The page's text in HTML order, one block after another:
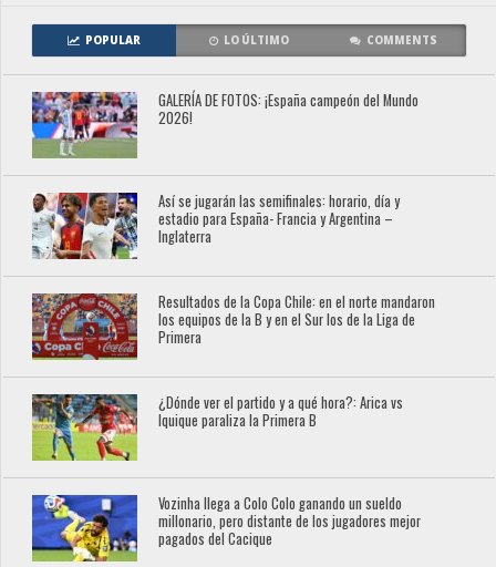
POPULAR LO ÚLTIMO COMMENTS
GALERÍA DE FOTOS: ¡España campeón del Mundo
2026!
Así se jugarán las semifinales: horario, día y
estadio para España- Francia y Argentina –
Inglaterra
Resultados de la Copa Chile: en el norte mandaron
los equipos de la B y en el Sur los de la Liga de
Primera
¿Dónde ver el partido y a qué hora?: Arica vs
Iquique paraliza la Primera B
Vozinha llega a Colo Colo ganando un sueldo
millonario, pero distante de los jugadores mejor
pagados del Cacique